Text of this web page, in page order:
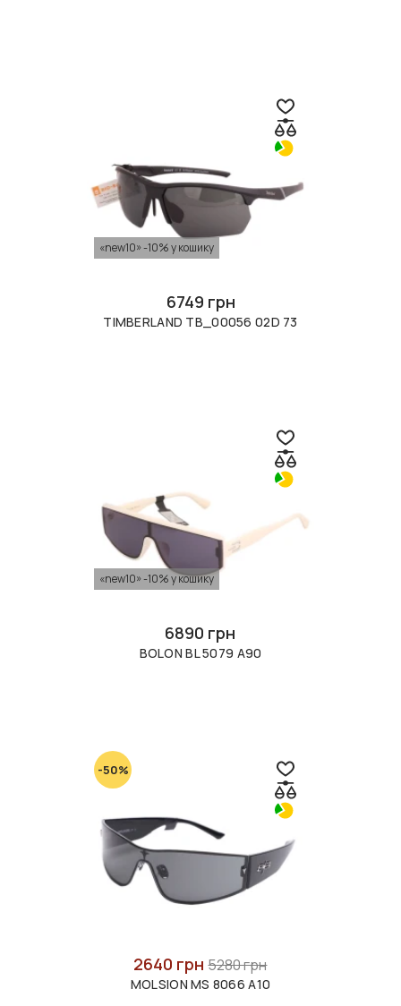
«new10» -10% у кошику
6749 грн
TIMBERLAND TB_00056 02D 73
«new10» -10% у кошику
6890 грн
BOLON BL 5079 A90
-50%
2640 грн5280 грн
MOLSION MS 8066 A10